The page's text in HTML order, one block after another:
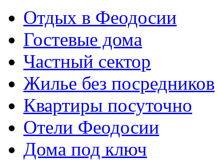
Отдых в Феодосии
Гостевые дома
Частный сектор
Жилье без посредников
Квартиры посуточно
Отели Феодосии
Дома под ключ